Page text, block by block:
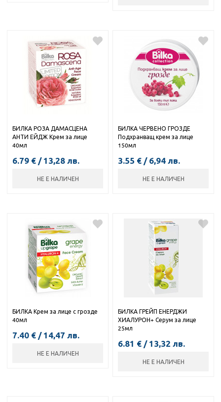
БИЛКА РОЗА ДАМАСЦЕНА
АНТИ ЕЙДЖ Крем за лице
40мл
6.79 € / 13,28 лв.
НЕ Е НАЛИЧЕН
БИЛКА ЧЕРВЕНО ГРОЗДЕ
Подхранващ крем за лице
150мл
3.55 € / 6,94 лв.
НЕ Е НАЛИЧЕН
БИЛКА Крем за лице с грозде
40мл
7.40 € / 14,47 лв.
НЕ Е НАЛИЧЕН
БИЛКА ГРЕЙП ЕНЕРДЖИ
ХИАЛУРОН+ Серум за лице
25мл
6.81 € / 13,32 лв.
НЕ Е НАЛИЧЕН